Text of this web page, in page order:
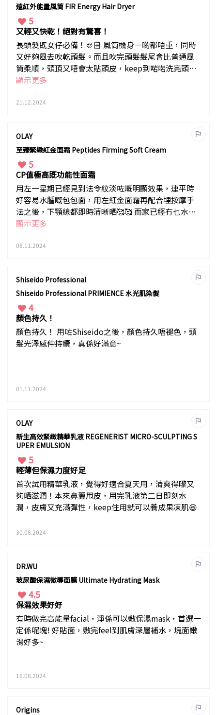
遠紅外能量風筒 FIR Energy Hair Dryer
5
又輕又快乾！絕對有驚喜！
長頭髮既女仔必備！🫶🏻 風筒機身一啲都唔重，同時
又好夠風去吹乾頭髮。而且吹完頭髮髮尾會比普通風
筒柔順，頭頂又唔會太貼頭皮，keep到啱啱洗完頭嘅
蓬鬆感🥰 推薦各位入手！🤭🤭🤭
顯示更多
21.12.2024
OLAY
至臻緊緻紅金面霜 Peptides Firming Soft Cream
5
CP值極高既功能性面霜
用左⼀星期已經見到法令紋淡咗嘅明顯效果，連平時
好容易水腫嘅包包面，用左紅金面霜再配合埋按摩手
法之後，下顎線都即時清晰晒🥰🥰 而家已經冇乜水腫
嘅煩惱添🤣
顯示更多
08.11.2024
Shiseido Professional
Shiseido Professional PRIMIENCE 水光肌染髮
4
顏色持久！
顏色持久！ 用咗Shiseido之後，顏色持久唔褪色，頭
髮光澤感仲持續，真係好滿意~
01.11.2024
OLAY
新生高效緊緻精華乳液 REGENERIST MICRO-SCULPTING S
UPER EMULSION
5
輕薄但保濕力度好足
首次試用精華乳液，覺得好適合夏天用，清爽得嚟又
夠晒滋潤！本來鼻翼甩皮，用完乳液第二日即刻水
潤，皮膚又充滿彈性，keep住用就可以養成果凍肌😆
30.08.2024
DR.WU
玻尿酸保濕微導面膜 Ultimate Hydrating Mask
4.5
保濕效果好好
有時做完高能量facial，淨係可以敷保濕mask，首選一
定係呢塊! 好貼面，敷完feel到肌膚深層補水，塊面嫩
滑好多~
19.08.2024
Origins